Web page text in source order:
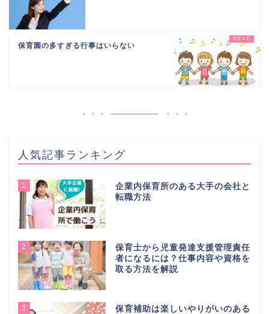
保育園の多すぎる行事はいらない
人気記事ランキング
1
企業内保育所のある大手の会社と
転職方法
2
保育士から児童発達支援管理責任
者になるには？仕事内容や資格を
取る方法を解説
3
保育補助は楽しいやりがいのある